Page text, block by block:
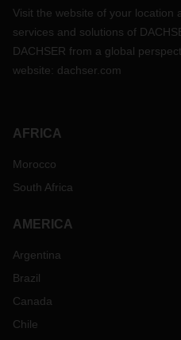
Visit the website of your location
services and solutions of
DACHSER from a global
website: dachser.com
AFRICA
Morocco
South Africa
AMERICA
Argentina
Brazil
Canada
Chile